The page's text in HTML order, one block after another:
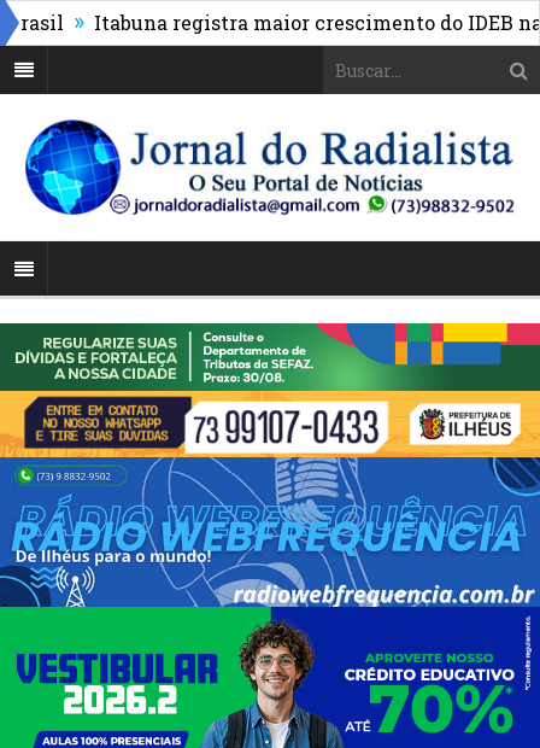
» Itabuna registra maior crescimento do IDEB na